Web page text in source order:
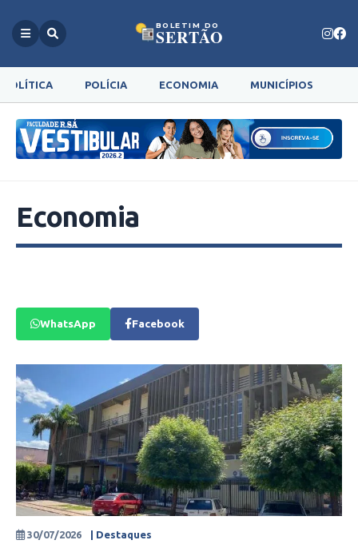
BOLETIM DO
SERTÃO
POLÍTICA POLÍCIA ECONOMIA MUNICÍPIOS
Economia
WhatsApp Facebook
30/07/2026 | Destaques